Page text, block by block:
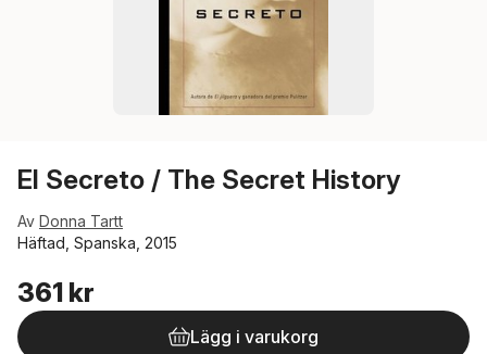
El Secreto / The Secret History
Av Donna Tartt
Häftad, Spanska, 2015
361 kr
Lägg i varukorg